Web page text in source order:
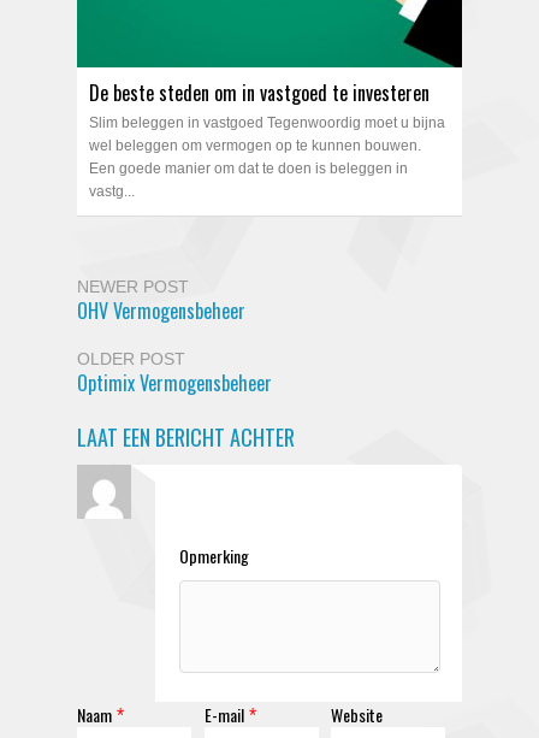
De beste steden om in vastgoed te investeren
Slim beleggen in vastgoed Tegenwoordig moet u bijna
wel beleggen om vermogen op te kunnen bouwen.
Een goede manier om dat te doen is beleggen in
vastg...
NEWER POST
OHV Vermogensbeheer
OLDER POST
Optimix Vermogensbeheer
LAAT EEN BERICHT ACHTER
Opmerking
Naam * E-mail *
Website